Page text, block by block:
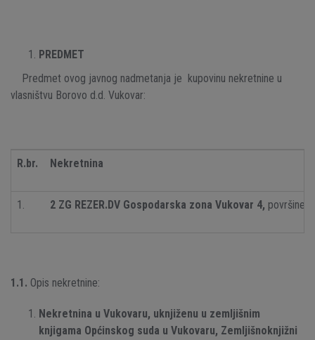
PREDMET
Predmet ovog javnog nadmetanja je kupovinu nekretnine u
vlasništvu Borovo d.d. Vukovar:
R.br. Nekretnina
1. 2 ZG REZER.DV Gospodarska zona Vukovar 4, površine
1.1. Opis nekretnine:
Nekretnina u Vukovaru, uknjiženu u zemljišnim
knjigama Općinskog suda u Vukovaru, Zemljišnoknjižni